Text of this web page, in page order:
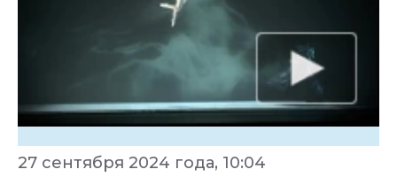
27 сентября 2024 года, 10:04